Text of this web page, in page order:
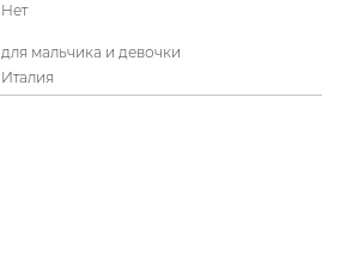
Нет
для мальчика и девочки
Италия